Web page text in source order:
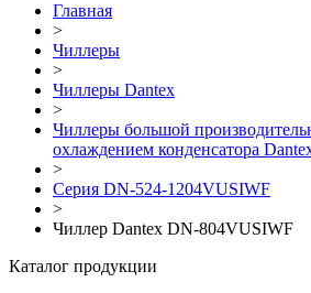
Главная
>
Чиллеры
>
Чиллеры Dantex
>
Чиллеры большой
охлаждением конденсатора
>
Серия DN-524-1204VUSIWF
>
Чиллер Dantex DN-804VUSIWF
Каталог продукции